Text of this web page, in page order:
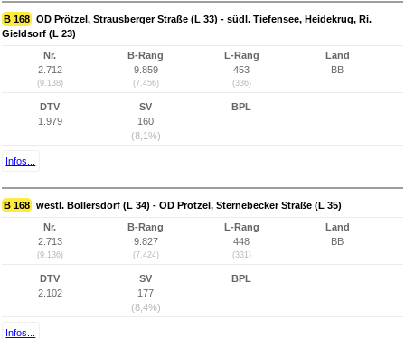
B 168 OD Prötzel, Strausberger Straße (L 33) - südl. Tiefensee, Heidekrug, Ri.
Gieldsorf (L 23)
Nr.
2.712
(9.138)
B-Rang
9.859
(7.456)
L-Rang
453
(336)
Land
BB
DTV
1.979
SV
160
(8,1%)
BPL
Infos...
B 168 westl. Bollersdorf (L 34) - OD Prötzel, Sternebecker Straße (L 35)
Nr.
2.713
(9.136)
B-Rang
9.827
(7.424)
L-Rang
448
(331)
Land
BB
DTV
2.102
SV
177
(8,4%)
BPL
Infos...